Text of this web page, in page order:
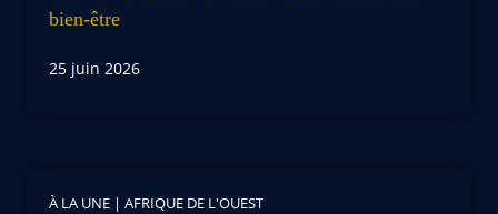
bien-être
25 juin 2026
À LA UNE | AFRIQUE DE L'OUEST